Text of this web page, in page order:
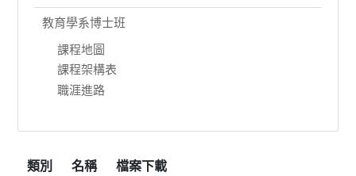
教育學系博士班
課程地圖
課程架構表
職涯進路
類別 名稱 檔案下載